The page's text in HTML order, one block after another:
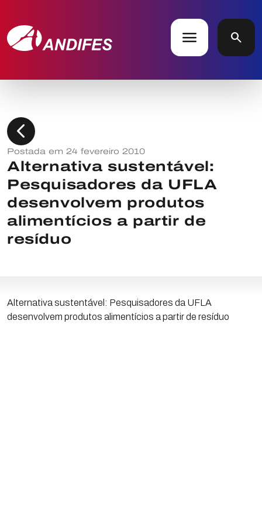
menu search
chevron_left
Postada em 24 fevereiro 2010
Alternativa sustentável:
Pesquisadores da UFLA
desenvolvem produtos
alimentícios a partir de
resíduo
Alternativa sustentável: Pesquisadores da UFLA
desenvolvem produtos alimentícios a partir de resíduo